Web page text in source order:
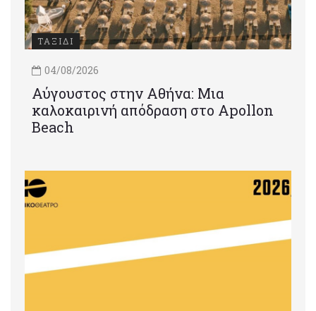
ΤΑΞΙΔΙ
04/08/2026
Αύγουστος στην Αθήνα: Μια
καλοκαιρινή απόδραση στο Apollon
Beach